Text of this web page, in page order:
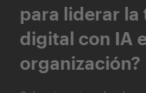
para liderar
digital con IA
organización?